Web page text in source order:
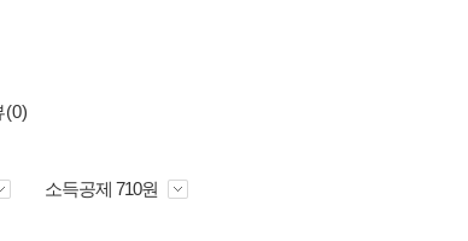
(0)
소득공제 710원